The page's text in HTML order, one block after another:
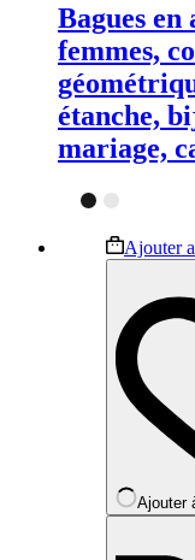
Bagues
femmes,
étanche,
mariage,
Ajouter
Ajouter